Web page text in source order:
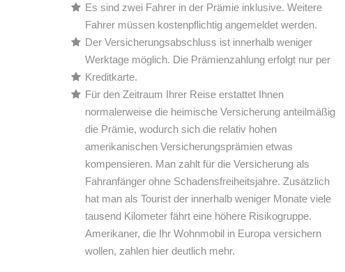
Es sind zwei Fahrer in der Prämie inklusive. Weitere
Fahrer müssen kostenpflichtig angemeldet werden.
Der Versicherungsabschluss ist innerhalb weniger
Werktage möglich. Die Prämienzahlung erfolgt nur per
Kreditkarte.
Für den Zeitraum Ihrer Reise erstattet Ihnen
normalerweise die heimische Versicherung anteilmäßig
die Prämie, wodurch sich die relativ hohen
amerikanischen Versicherungsprämien etwas
kompensieren. Man zahlt für die Versicherung als
Fahranfänger ohne Schadensfreiheitsjahre. Zusätzlich
hat man als Tourist der innerhalb weniger Monate viele
tausend Kilometer fährt eine höhere Risikogruppe.
Amerikaner, die Ihr Wohnmobil in Europa versichern
wollen, zahlen hier deutlich mehr.